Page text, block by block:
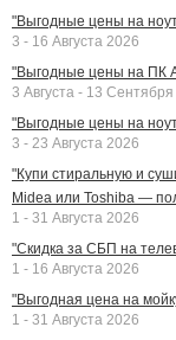
"Выгодные цены на
3 - 16 Августа 2026
"Выгодные цены на ПК
3 Августа - 13
"Выгодные цены на
3 - 23 Августа 2026
"Купи стиральную и
Midea или Toshiba —
1 - 31 Августа 2026
"Скидка за СБП на
1 - 16 Августа 2026
"Выгодная цена на
1 - 31 Августа 2026